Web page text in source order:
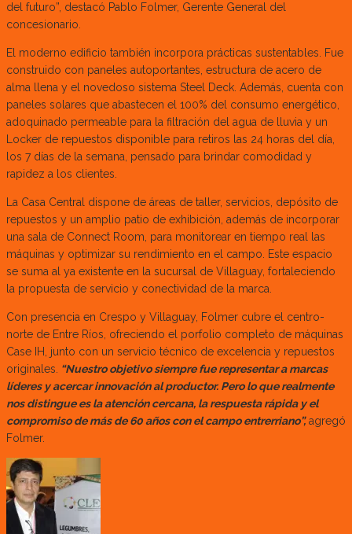
del futuro”, destacó Pablo Folmer, Gerente General del
concesionario.
El moderno edificio también incorpora prácticas sustentables. Fue
construido con paneles autoportantes, estructura de acero de
alma llena y el novedoso sistema Steel Deck. Además, cuenta con
paneles solares que abastecen el 100% del consumo energético,
adoquinado permeable para la filtración del agua de lluvia y un
Locker de repuestos disponible para retiros las 24 horas del día,
los 7 días de la semana, pensado para brindar comodidad y
rapidez a los clientes.
La Casa Central dispone de áreas de taller, servicios, depósito de
repuestos y un amplio patio de exhibición, además de incorporar
una sala de Connect Room, para monitorear en tiempo real las
máquinas y optimizar su rendimiento en el campo. Este espacio
se suma al ya existente en la sucursal de Villaguay, fortaleciendo
la propuesta de servicio y conectividad de la marca.
Con presencia en Crespo y Villaguay, Folmer cubre el centro-
norte de Entre Ríos, ofreciendo el porfolio completo de máquinas
Case IH, junto con un servicio técnico de excelencia y repuestos
originales. “Nuestro objetivo siempre fue representar a marcas
líderes y acercar innovación al productor. Pero lo que realmente
nos distingue es la atención cercana, la respuesta rápida y el
compromiso de más de 60 años con el campo entrerriano”,agregó
Folmer.